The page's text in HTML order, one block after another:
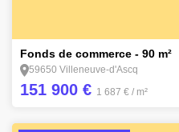
Fonds de commerce - 90 m²
59650 Villeneuve-d'Ascq
151 900 € 1 687 € / m²